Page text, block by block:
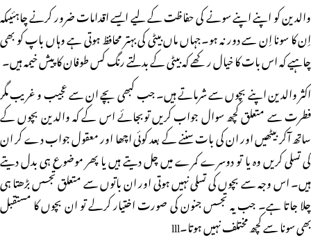
والدین کو اپنے اپنے سونے کی حفاظت کے لیے ایسے اقدامات ضرور کرنے چاہئیںکہ
اِن کا سونا اِن سے دور نہ ہو۔جہاں ماں بیٹی کی بہتر محافظ ہوتی ہے وہاں باپ کو بھی
چاہیے کہ اس بات کا خیال رکھے کہ بیٹی کے بدلتے رنگ کس طوفان کا پیش خیمہ ہیں۔
اکثر والدین اپنے بچوں سے شرماتے ہیں۔ جب کبھی بچے ان سے عجیب و غریب مگر
فطرت سے متعلق کچھ سوال جواب کریں توبجائے اس کے کہ والدین بچوں کے
ساتھ آکر بیٹھیں اور ان کی بات سننے کے بعد کوئی اچھا اور معقول جواب دے کر ان
کی تسلی کریں وہ یا تو دوسرے کمرے میں چل دیتے ہیں یا پھر موضوع ہی بدل دیتے
ہیں۔ اس وجہ سے بچوں کی تسلی نہیں ہوتی اور ان باتوں سے متعلق تجسس بڑھتا ہی
چلا جاتا ہے۔ جب یہ تجسس جنون کی صورت اختیار کرلے تو ان بچوں کا مستقبل
بھی سونا سے کچھ مختلف نہیں ہوتا۔lll